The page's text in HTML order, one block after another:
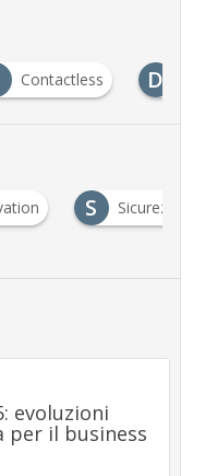
Contactless D
S Sicurezza &
evoluzioni
il business